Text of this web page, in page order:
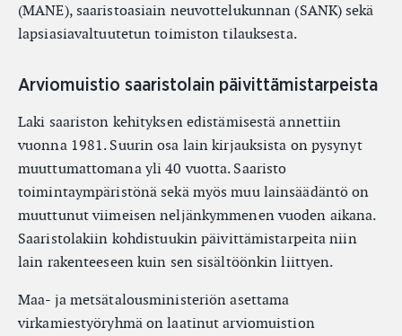
(MANE), saaristoasiain neuvottelukunnan (SANK) sekä
lapsiasiavaltuutetun toimiston tilauksesta.
Arviomuistio saaristolain päivittämistarpeista
Laki saariston kehityksen edistämisestä annettiin
vuonna 1981. Suurin osa lain kirjauksista on pysynyt
muuttumattomana yli 40 vuotta. Saaristo
toimintaympäristönä sekä myös muu lainsäädäntö on
muuttunut viimeisen neljänkymmenen vuoden aikana.
Saaristolakiin kohdistuukin päivittämistarpeita niin
lain rakenteeseen kuin sen sisältöönkin liittyen.
Maa- ja metsätalousministeriön asettama
virkamiestyöryhmä on laatinut arviomuistion